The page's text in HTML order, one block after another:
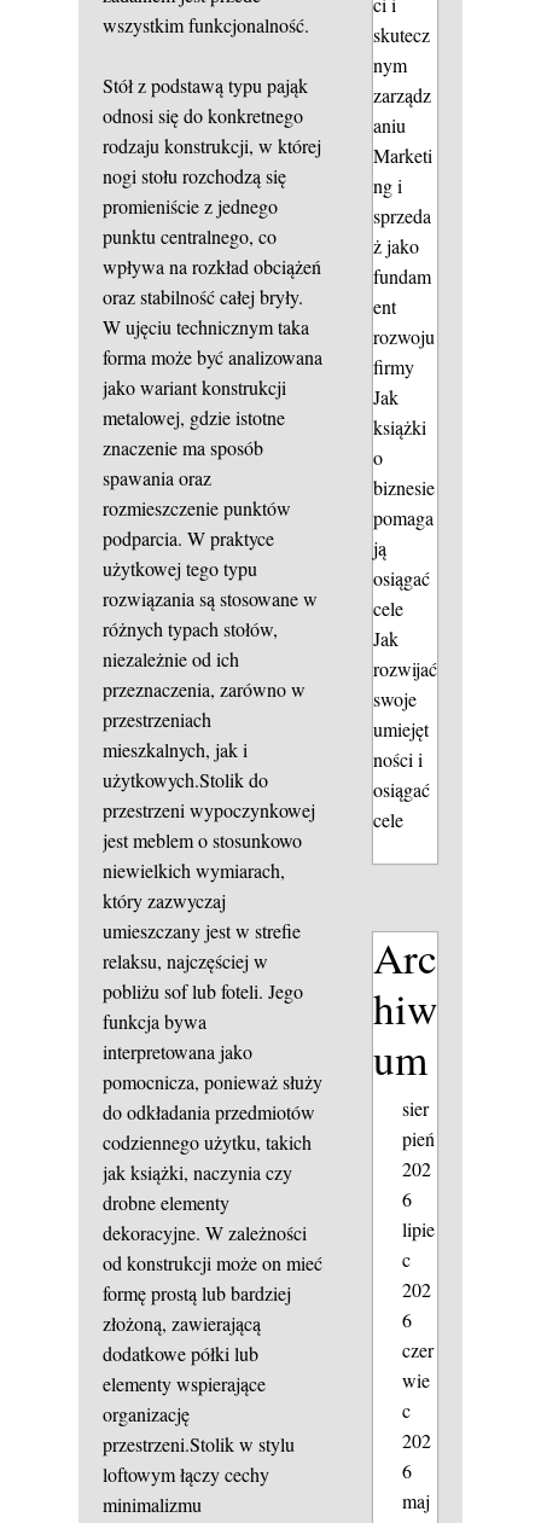
wszystkim funkcjonalność.
Stół z podstawą typu pająk
odnosi się do konkretnego
rodzaju konstrukcji, w której
nogi stołu rozchodzą się
promieniście z jednego
punktu centralnego, co
wpływa na rozkład obciążeń
oraz stabilność całej bryły.
W ujęciu technicznym taka
forma może być analizowana
jako wariant konstrukcji
metalowej, gdzie istotne
znaczenie ma sposób
spawania oraz
rozmieszczenie punktów
podparcia. W praktyce
użytkowej tego typu
rozwiązania są stosowane w
różnych typach stołów,
niezależnie od ich
przeznaczenia, zarówno w
przestrzeniach
mieszkalnych, jak i
użytkowych.Stolik do
przestrzeni wypoczynkowej
jest meblem o stosunkowo
niewielkich wymiarach,
który zazwyczaj
umieszczany jest w strefie
relaksu, najczęściej w
pobliżu sof lub foteli. Jego
funkcja bywa
interpretowana jako
pomocnicza, ponieważ służy
do odkładania przedmiotów
codziennego użytku, takich
jak książki, naczynia czy
drobne elementy
dekoracyjne. W zależności
od konstrukcji może on mieć
formę prostą lub bardziej
złożoną, zawierającą
dodatkowe półki lub
elementy wspierające
organizację
przestrzeni.Stolik w stylu
loftowym łączy cechy
minimalizmu
skutecz
nym
zarządz
aniu
Marketi
ng i
sprzeda
ż jako
fundam
ent
rozwoju
firmy
Jak
książki
o
biznesie
pomaga
ją
osiągać
cele
Jak
rozwijać
swoje
umiejęt
ności i
osiągać
cele
Arc
hiw
um
sier
pień
202
6
lipie
c
202
6
czer
wie
c
202
6
maj